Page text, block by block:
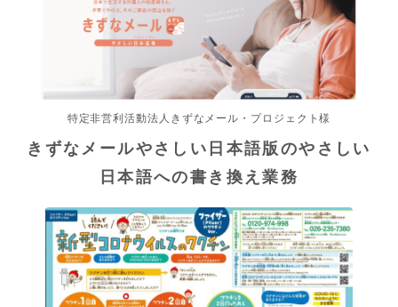
特定非営利活動法人きずなメール・プロジェクト様
きずなメールやさしい日本語版のやさしい
日本語への書き換え業務